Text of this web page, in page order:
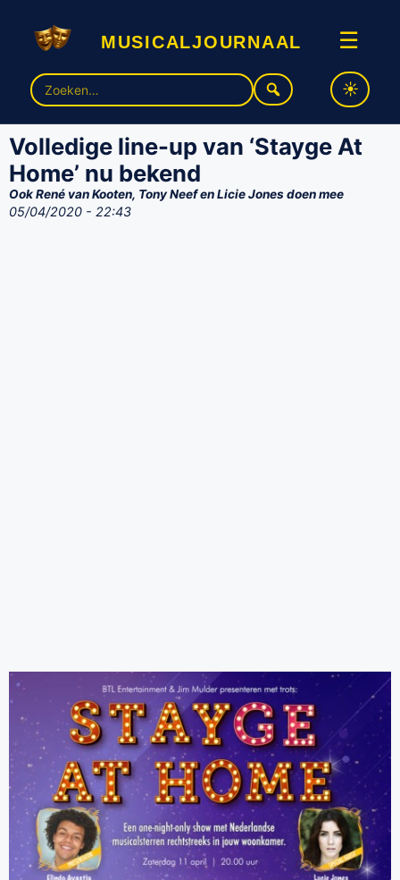
musicaljournaal ☰
Zoek
naar:
Volledige line-up van ‘Stayge At
Home’ nu bekend
Ook René van Kooten, Tony Neef en Licie Jones doen mee
05/04/2020 - 22:43